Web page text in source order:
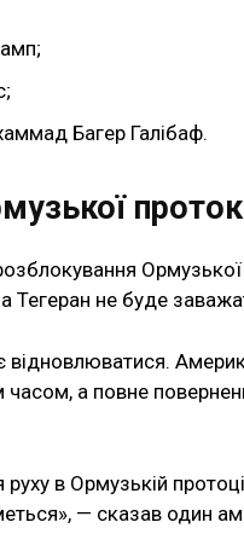
Багер Галібаф.
а Тегеран не буде
відновлюватися.
часом, а повне
в Ормузькій
— сказав один